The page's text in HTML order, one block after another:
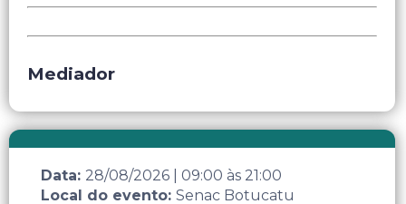
Mediador
Data: 28/08/2026 09:00 às 21:00
Local do evento: Senac Botucatu